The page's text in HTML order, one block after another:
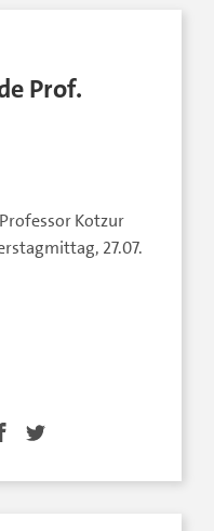
Prof.
Kotzur
27.07.